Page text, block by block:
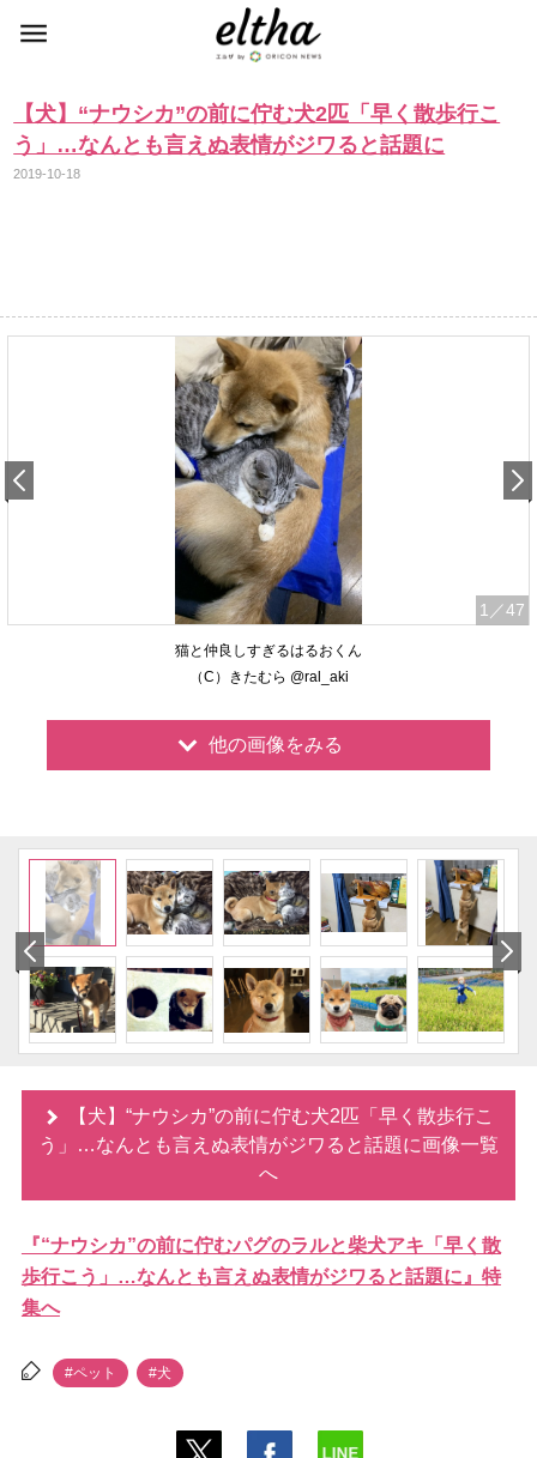
【犬】“ナウシカ”の前に佇む犬2匹「早く散歩行こ
う」…なんとも言えぬ表情がジワると話題に
2019-10-18
1 ／47
猫と仲良しすぎるはるおくん
（C）きたむら @ral_aki
他の画像をみる
【犬】“ナウシカ”の前に佇む犬2匹「早く散歩行こ
う」…なんとも言えぬ表情がジワると話題に画像一覧
へ
『“ナウシカ”の前に佇むパグのラルと柴犬アキ「早く散
歩行こう」…なんとも言えぬ表情がジワると話題に』特
集へ
#ペット #犬